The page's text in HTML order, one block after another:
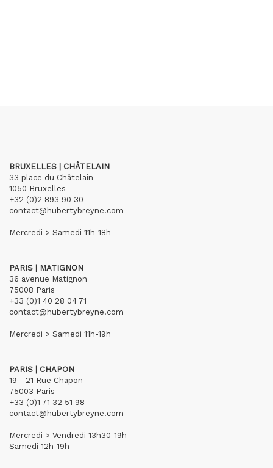
BRUXELLES | CHÂTELAIN
33 place du Châtelain
1050 Bruxelles
+32 (0)2 893 90 30
contact@hubertybreyne.com
Mercredi > Samedi 11h-18h
PARIS | MATIGNON
36 avenue Matignon
75008 Paris
+33 (0)1 40 28 04 71
contact@hubertybreyne.com
Mercredi > Samedi 11h-19h
PARIS | CHAPON
19 - 21 Rue Chapon
75003 Paris
+33 (0)1 71 32 51 98
contact@hubertybreyne.com
Mercredi > Vendredi 13h30-19h
Samedi 12h-19h